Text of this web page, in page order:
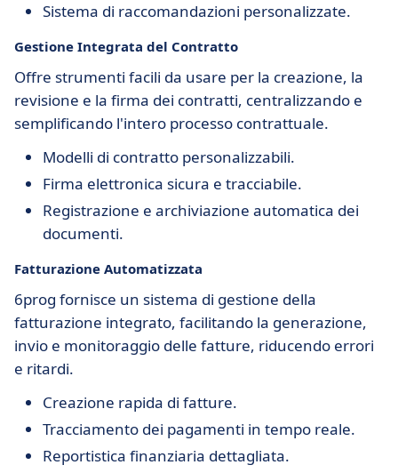
Sistema di raccomandazioni personalizzate.
Gestione Integrata del Contratto
Offre strumenti facili da usare per la creazione, la
revisione e la firma dei contratti, centralizzando e
semplificando l'intero processo contrattuale.
Modelli di contratto personalizzabili.
Firma elettronica sicura e tracciabile.
Registrazione e archiviazione automatica dei
documenti.
Fatturazione Automatizzata
6prog fornisce un sistema di gestione della
fatturazione integrato, facilitando la generazione,
invio e monitoraggio delle fatture, riducendo errori
e ritardi.
Creazione rapida di fatture.
Tracciamento dei pagamenti in tempo reale.
Reportistica finanziaria dettagliata.